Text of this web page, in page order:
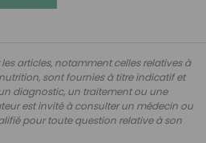
articles, notamment celles relatives à
sont fournies à titre indicatif et
diagnostic, un traitement ou une
est invité à consulter un médecin ou
pour toute question relative à son